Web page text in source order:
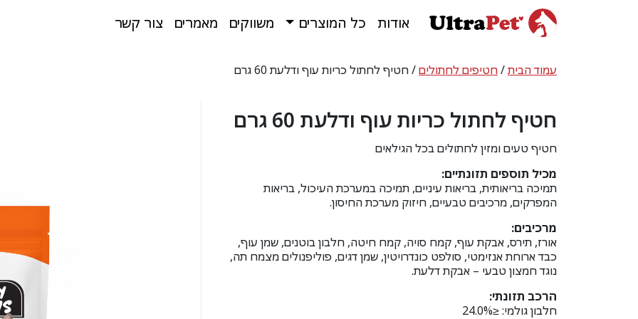
אודות כל המוצרים משווקים מאמרים צור קשר
עמוד הבית/חטיפים לחתולים/ חטיף לחתול כריות עוף ודלעת 60 גרם
חטיף לחתול כריות עוף ודלעת 60 גרם
חטיף טעים ומזין לחתולים בכל הגילאים
מכיל תוספים תזונתיים:
תמיכה בריאותית, בריאות עיניים, תמיכה במערכת העיכול, בריאות
המפרקים, מרכיבים טבעיים, חיזוק מערכת החיסון.
מרכיבים:
אורז, תירס, אבקת עוף, קמח סויה, קמח חיטה, חלבון בוטנים, שמן עוף,
כבד ארוחת אנזימטי, סולפט כונדרויטין, שמן דגים, פוליפנולים מצמח תה,
נוגד חמצון טבעי – אבקת דלעת.
הרכב תזונתי:
חלבון גולמי: ≤24.0%